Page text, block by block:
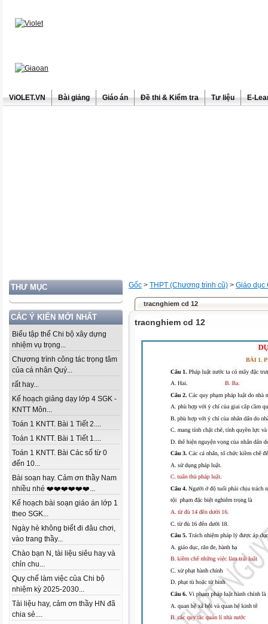
ViOLET.VN Bài giảng Giáo án Đề thi & Kiểm tra Tư liệu E-
THƯ MỤC
CÁC Ý KIẾN MỚI NHẤT
Biểu tập thể Chi bộ xây dựng
nhiệm vụ trọng...
Chương trình công tác trọng tâm
của cá nhân Quý...
rất hay...
Kế hoạch giảng dạy lớp 4 SGK -
KNTT Môn...
Toán 1 KNTT. Bài 1 Tiết 2....
Toán 1 KNTT. Bài 1 Tiết 1....
Toán 1 KNTT. Bài Các số từ 0
đến 10...
Bài soạn hay. Cảm ơn thầy Nam
nhiều nhé ❤️❤️❤️❤️❤️❤️...
Kế hoạch bài soạn giáo án lớp 1
theo SGK...
Ngày hè không biết đi đâu chơi,
vào trang thầy...
Chào bạn N, tài liệu siêu hay và
chỉn chu...
Quy chế làm việc của Chi bộ
nhiệm kỳ 2025-2030...
Tài liệu hay, cảm ơn thầy HN đã
chia sẻ....
Gốc > THPT (Chương trình cũ) > Giáo dục
tracnghiem cd 12
tracnghiem cd 12